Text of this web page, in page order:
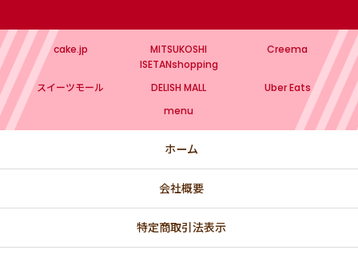
cake.jp
MITSUKOSHI
ISETANshopping
Creema
スイーツモール DELISH MALL
Uber Eats
menu
ホーム
会社概要
特定商取引法表示